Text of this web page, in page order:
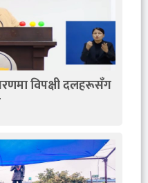
विपक्षी दलहरूसँग